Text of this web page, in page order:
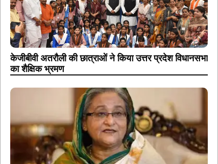
केजीबीवी अतरौली की छात्राओं ने किया उत्तर प्रदेश विधानसभा
का शैक्षिक भ्रमण